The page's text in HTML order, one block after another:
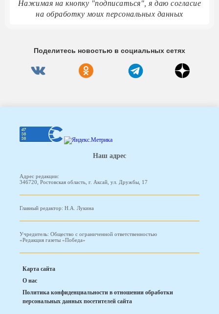
Нажимая на кнопку "подписаться", я даю согласие
на обработку моих персональных данных
Поделитесь новостью в социальных сетях
Наш адрес
Адрес редакции:
346720, Ростовская область, г. Аксай, ул. Дружбы, 17
Главный редактор: Н.А. Лукина
Учредитель: Общество с ограниченной ответственностью
«Редакция газеты «Победа»
Карта сайта
О нас
Политика конфиденциальности в отношении обработки
персональных данных посетителей сайта